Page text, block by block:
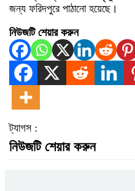
জন্য ফরিদপুরে পাঠানো হয়েছে।
নিউজটি শেয়ার করুন
ট্যাগস :
নিউজটি শেয়ার করুন